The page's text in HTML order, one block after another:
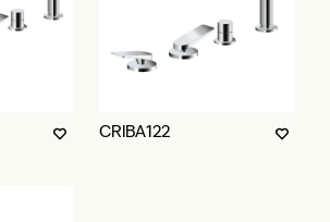
CRIBA122